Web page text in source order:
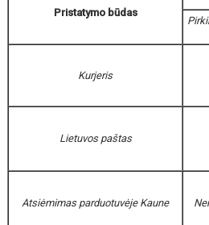
Pristatymo būdas
Kurjeris
Lietuvos paštas
Atsiėmimas parduotuvėje Kaune